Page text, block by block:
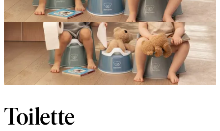
Toilette